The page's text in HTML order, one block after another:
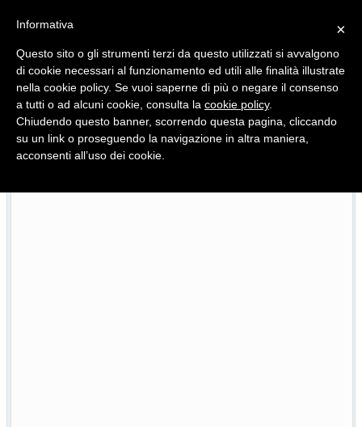
Quotidiano d'informazione distribuito in Molise con
×
Informativa
Questo sito o gli strumenti terzi da questo utilizzati si avvalgono
di cookie necessari al funzionamento ed utili alle finalità illustrate
nella cookie policy. Se vuoi saperne di più o negare il consenso
a tutti o ad alcuni cookie, consulta la cookie policy.
Chiudendo questo banner, scorrendo questa pagina, cliccando
su un link o proseguendo la navigazione in altra maniera,
acconsenti all’uso dei cookie.